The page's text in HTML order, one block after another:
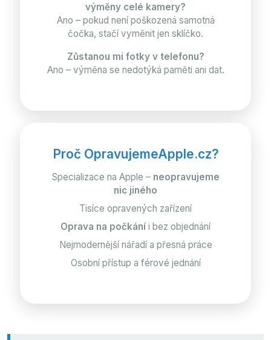
výměny celé kamery?
Ano – pokud není poškozená samotná
čočka, stačí vyměnit jen sklíčko.
Zůstanou mi fotky v telefonu?
Ano – výměna se nedotýká paměti ani dat.
Proč OpravujemeApple.cz?
Specializace na Apple – neopravujeme
nic jiného
Tisíce opravených zařízení
Oprava na počkání i bez objednání
Nejmodernější nářadí a přesná práce
Osobní přístup a férové jednání